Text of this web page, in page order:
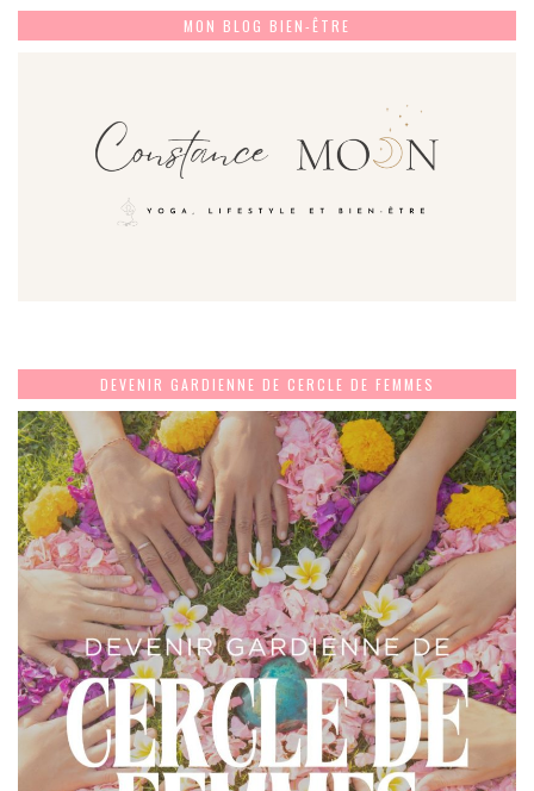
MON BLOG BIEN-ÊTRE
DEVENIR GARDIENNE DE CERCLE DE FEMMES